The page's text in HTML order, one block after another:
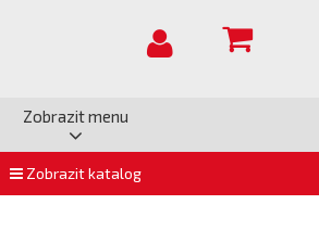
Zobrazit menu
Zobrazit katalog